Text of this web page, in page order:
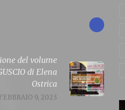
del volume
di Elena
Ostrica
9, 2023